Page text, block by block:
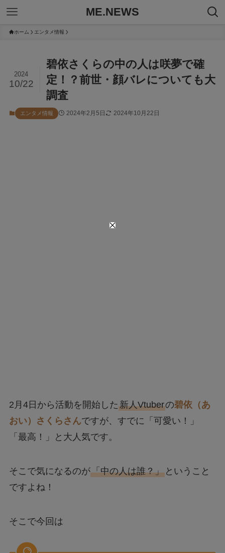
ME.NEWS
ホーム エンタメ情報
碧依さくらの中の人は咲夢で確
定！？前世・顔バレについても大
調査
2024
10/22
エンタメ情報 2024年2月5日 2024年10月22日
2月4日から活動を開始した新人Vtuberの碧依（あ
おい）さくらさんですが、すでに「可愛い！」
「最高！」と大人気です。
そこで気になるのが「中の人は誰？」ということ
ですよね！
そこで今回は